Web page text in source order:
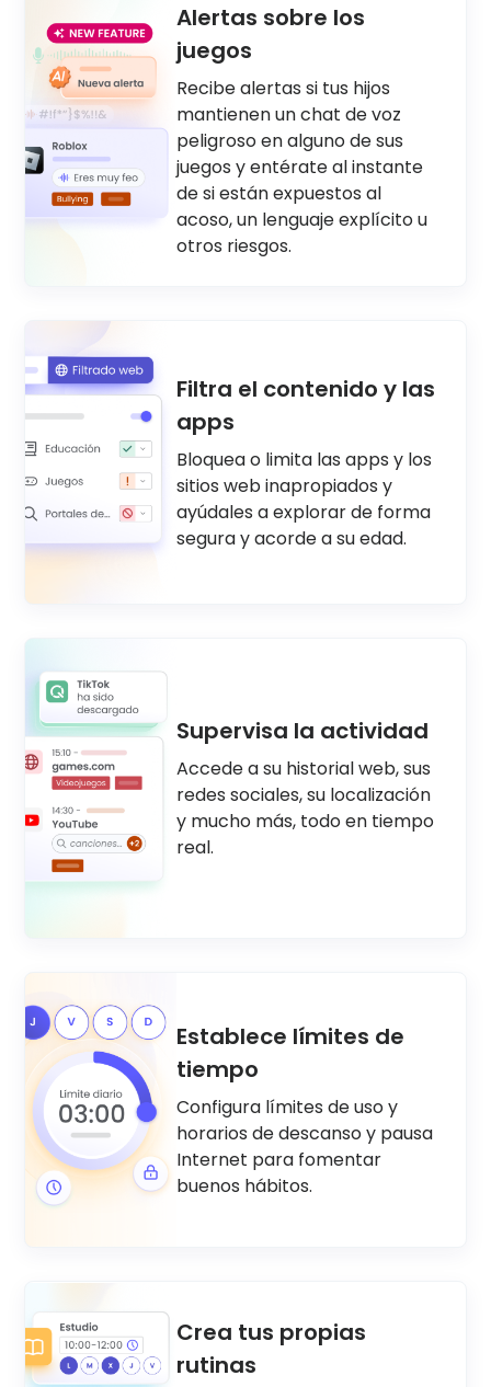
Alertas sobre los
juegos
Recibe alertas si tus hijos
mantienen un chat de voz
peligroso en alguno de sus
juegos y entérate al instante
de si están expuestos al
acoso, un lenguaje explícito u
otros riesgos.
Filtra el contenido y las
apps
Bloquea o limita las apps y los
sitios web inapropiados y
ayúdales a explorar de forma
segura y acorde a su edad.
Supervisa la actividad
Accede a su historial web, sus
redes sociales, su localización
y mucho más, todo en tiempo
real.
Establece límites de
tiempo
Configura límites de uso y
horarios de descanso y pausa
Internet para fomentar
buenos hábitos.
Crea tus propias
rutinas